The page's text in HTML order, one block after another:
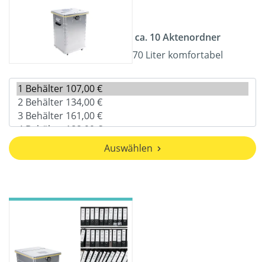
ca. 10 Aktenordner
70 Liter komfortabel
Auswählen